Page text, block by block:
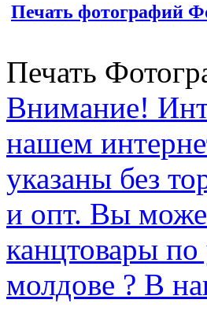
Печать фотографий
Печать
Внимание!
нашем
указаны без
и опт. Вы
канцтовары
молдове ? В